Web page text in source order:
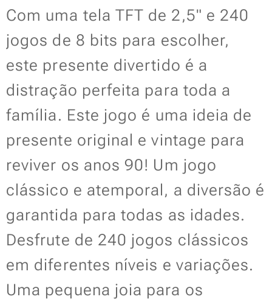
Com uma tela TFT de 2,5" e 240
jogos de 8 bits para escolher,
este presente divertido é a
distração perfeita para toda a
família. Este jogo é uma ideia de
presente original e vintage para
reviver os anos 90! Um jogo
clássico e atemporal, a diversão é
garantida para todas as idades.
Desfrute de 240 jogos clássicos
em diferentes níveis e variações.
Uma pequena joia para os